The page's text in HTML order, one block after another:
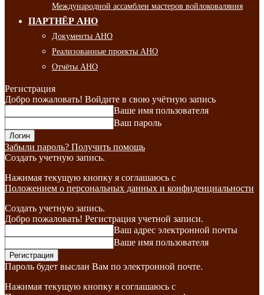
Международной ассамблеи мастеров войлоковаляния
ПАРТНЁР АНО
Документы АНО
Реализованные проекты АНО
Отчёты АНО
Регистрация
Добро пожаловать! Войдите в свою учётную запись
Ваше имя пользователя
Ваш пароль
Забыли пароль? Получить помощь
Создать учетную запись.
Нажимая текущую кнопку я соглашаюсь с
Положением о персональных данных и конфиденциальности
Создать учетную запись.
Добро пожаловать! Регистрация учетной записи.
Ваш адрес электронной почты
Ваше имя пользователя
Пароль будет выслан Вам по электронной почте.
Нажимая текущую кнопку я соглашаюсь с